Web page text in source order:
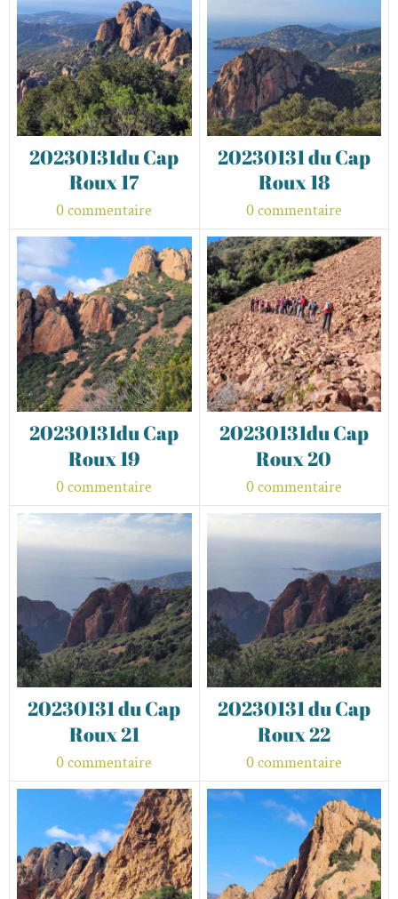
20230131du Cap
Roux 17
0 commentaire
20230131 du Cap
Roux 18
0 commentaire
20230131du Cap
Roux 19
0 commentaire
20230131du Cap
Roux 20
0 commentaire
20230131 du Cap
Roux 21
0 commentaire
20230131 du Cap
Roux 22
0 commentaire